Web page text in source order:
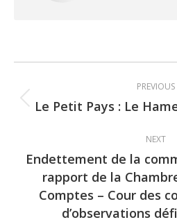
navigation
PREVIOUS
Le Petit Pays : Le
NEXT
Next
post:
Endettement de la
rapport de la
Comptes – Cour des
d’observations